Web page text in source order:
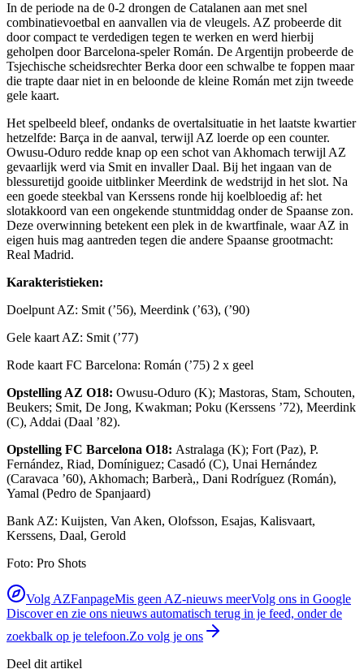
In de periode na de 0-2 drongen de Catalanen aan met snel
combinatievoetbal en aanvallen via de vleugels. AZ probeerde dit
door compact te verdedigen tegen te werken en werd hierbij
geholpen door Barcelona-speler Román. De Argentijn probeerde de
Tsjechische scheidsrechter Berka door een schwalbe te foppen maar
die trapte daar niet in en beloonde de kleine Román met zijn tweede
gele kaart.
Het spelbeeld bleef, ondanks de overtalsituatie in het laatste kwartier
hetzelfde: Barça in de aanval, terwijl AZ loerde op een counter.
Owusu-Oduro redde knap op een schot van Akhomach terwijl AZ
gevaarlijk werd via Smit en invaller Daal. Bij het ingaan van de
blessuretijd gooide uitblinker Meerdink de wedstrijd in het slot. Na
een goede steekbal van Kerssens ronde hij koelbloedig af: het
slotakkoord van een ongekende stuntmiddag onder de Spaanse zon.
Deze overwinning betekent een plek in de kwartfinale, waar AZ in
eigen huis mag aantreden tegen die andere Spaanse grootmacht:
Real Madrid.
Karakteristieken:
Doelpunt AZ: Smit (’56), Meerdink (’63), (’90)
Gele kaart AZ: Smit (’77)
Rode kaart FC Barcelona: Román (’75) 2 x geel
Opstelling AZ O18: Owusu-Oduro (K); Mastoras, Stam, Schouten,
Beukers; Smit, De Jong, Kwakman; Poku (Kerssens ’72), Meerdink
(C), Addai (Daal ’82).
Opstelling FC Barcelona O18: Astralaga (K); Fort (Paz), P.
Fernández, Riad, Domíniguez; Casadó (C), Unai Hernández
(Caravaca ’60), Akhomach; Barberà,, Dani Rodríguez (Román),
Yamal (Pedro de Spanjaard)
Bank AZ: Kuijsten, Van Aken, Olofsson, Esajas, Kalisvaart,
Kerssens, Daal, Gerold
Foto: Pro Shots
Volg AZFanpageMis geen AZ-nieuws meerVolg ons in Google
Discover en zie ons nieuws automatisch terug in je feed, onder de
zoekbalk op je telefoon.Zo volg je ons
Deel dit artikel